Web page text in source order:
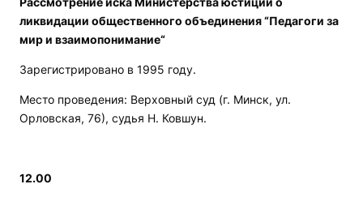
ликвидации общественного объединения “Педагоги за
мир и взаимопонимание“
Зарегистрировано в 1995 году.
Место проведения: Верховный суд (г. Минск, ул.
Орловская, 76), судья Н. Ковшун.
12.00